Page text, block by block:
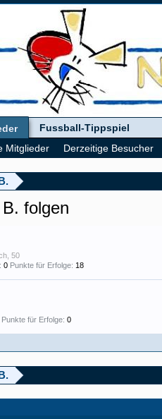
folgen
50
0 Punkte für Erfolge: 18
Punkte für Erfolge: 0
Mitglieder Derzeitige Besucher
Fussball-Tippspiel